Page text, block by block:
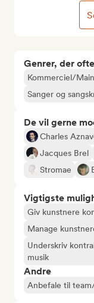
Genrer, der
Kommerciel/
Sanger og
De vil gerne
Charles
Jacques Brel
Stromae
Vigtigste
Giv kunstnere
Manage
Underskriv
musik
Andre
Anbefale til